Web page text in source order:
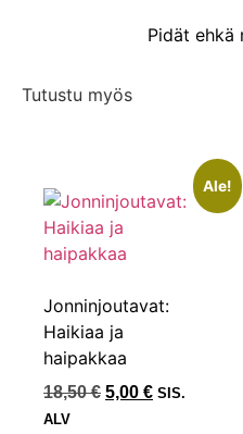
Pidät ehkä
Tutustu myös
Ale!
Jonninjoutavat:
Haikiaa ja
haipakkaa
18,50€ 5,00 € SIS.
ALV